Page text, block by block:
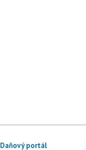
Daňový portál